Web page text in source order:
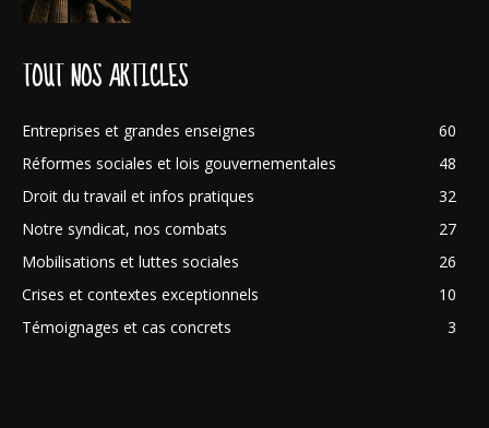
TOUT NOS ARTICLES
Entreprises et grandes enseignes
60
Réformes sociales et lois gouvernementales
48
Droit du travail et infos pratiques
32
Notre syndicat, nos combats
27
Mobilisations et luttes sociales
26
Crises et contextes exceptionnels
10
Témoignages et cas concrets
3